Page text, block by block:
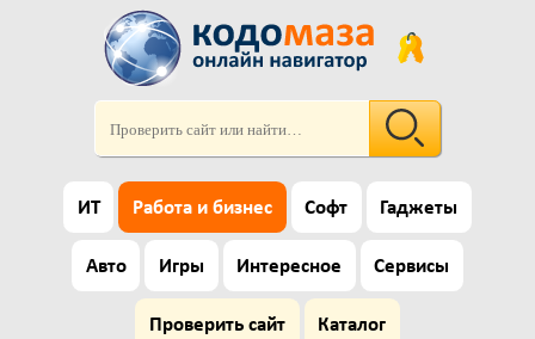
ИТ Работа и бизнес Софт Гаджеты
Авто Игры Интересное Сервисы
Проверить сайт Каталог